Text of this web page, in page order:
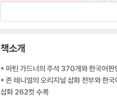
책소개
* 마틴 가드너의 주석 370개와 한국어
* 존 테니얼의 오리지널 삽화 전부와 한
삽화 262컷 수록